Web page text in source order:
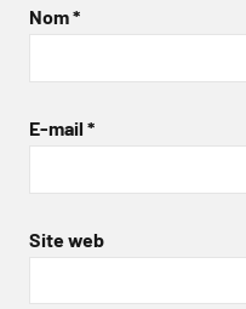
Nom*
E-mail *
Site web